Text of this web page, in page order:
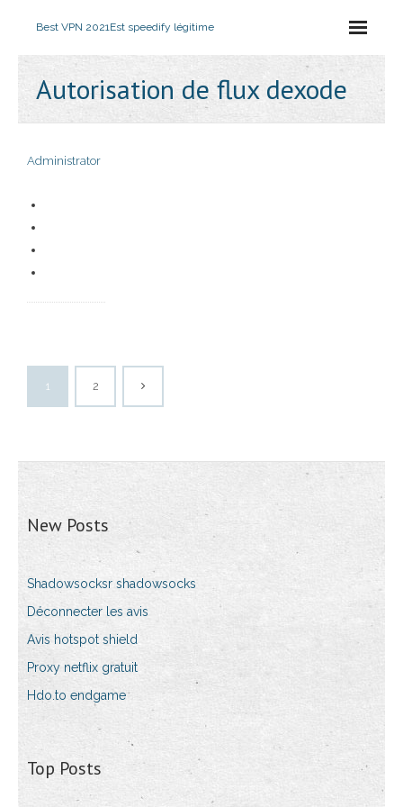
Best VPN 2021Est speedify légitime
Autorisation de flux dexode
Administrator
1 2
New Posts
Shadowsocksr shadowsocks
Déconnecter les avis
Avis hotspot shield
Proxy netflix gratuit
Hdo.to endgame
Top Posts